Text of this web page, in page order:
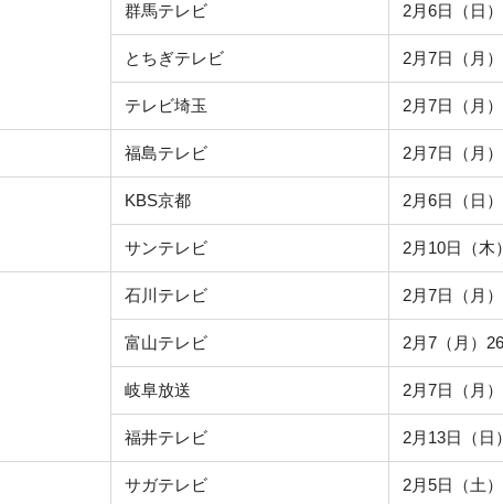
群馬テレビ 2月6日（日
とちぎテレビ 2月7日（月
テレビ埼玉 2月7日（月
福島テレビ 2月7日（月
KBS京都 2月6日（日
サンテレビ 2月10日（木
石川テレビ 2月7日（月
富山テレビ 2月7（月）
岐阜放送 2月7日（月
福井テレビ 2月13日（日
サガテレビ 2月5日（土